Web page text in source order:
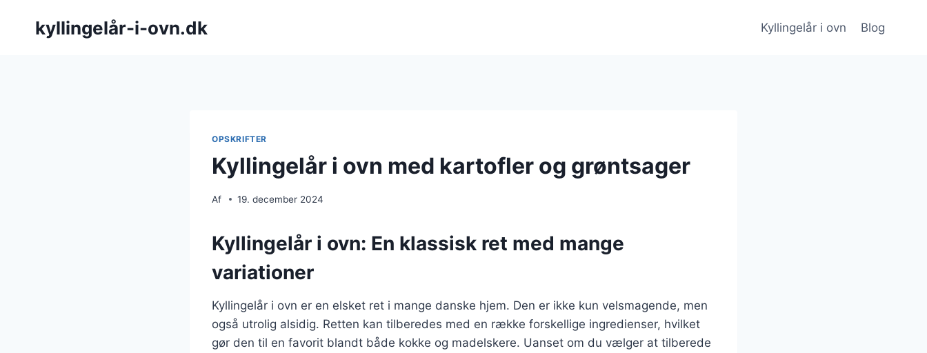
kyllingelår-i-ovn.dk Kyllingelår i ovn Blog
OPSKRIFTER
Kyllingelår i ovn med kartofler og grøntsager
Af 19. december 2024
Kyllingelår i ovn: En klassisk ret med mange
variationer
Kyllingelår i ovn er en elsket ret i mange danske hjem. Den er ikke kun velsmagende, men
også utrolig alsidig. Retten kan tilberedes med en række forskellige ingredienser, hvilket
gør den til en favorit blandt både kokke og madelskere. Uanset om du vælger at tilberede